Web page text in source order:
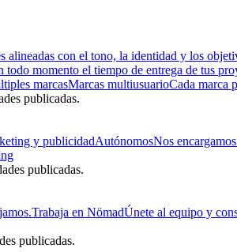
alineadas con el tono, la identidad y los
todo momento el tiempo de entrega de tus
marcasMarcas multiusuarioCada marca
publicadas.
y publicidadAutónomosNos
publicadas.
Trabaja en NömadÚnete al equipo y
publicadas.